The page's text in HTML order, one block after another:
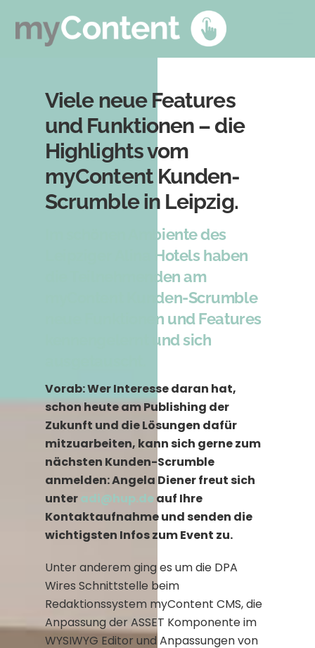
content
Viele neue Features
und Funktionen – die
Highlights vom
myContent Kunden-
Scrumble in Leipzig.
Im schönen Ambiente des
Leipziger Alina Hotels haben
die Teilnehmenden am
myContent Kunden-Scrumble
neue Funktionen und Features
kennengelernt und sich
Vorab: Wer Interesse daran hat,
schon heute am Publishing der
Zukunft und die Lösungen dafür
mitzuarbeiten, kann sich gerne zum
nächsten Kunden-Scrumble
anmelden: Angela Diener freut sich
unteradi@hup.deauf Ihre
Kontaktaufnahme und senden die
wichtigsten Infos zum Event zu.
Unter anderem ging es um die DPA
Wires Schnittstelle beim
Redaktionssystem myContent CMS, die
Anpassung der ASSET Komponente im
WYSIWYG Editor und Anpassungen von
To